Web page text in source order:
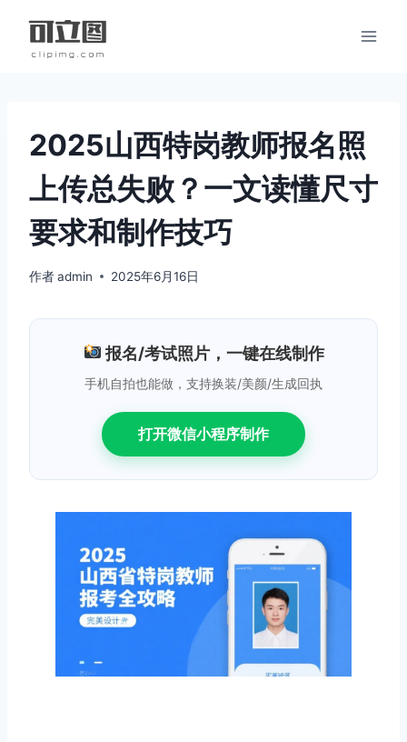
2025山西特岗教师报名照
上传总失败？一文读懂尺寸
要求和制作技巧
作者admin 2025年6月16日
报名/考试照片，一键在线制作
手机自拍也能做，支持换装/美颜/生成回执
打开微信小程序制作